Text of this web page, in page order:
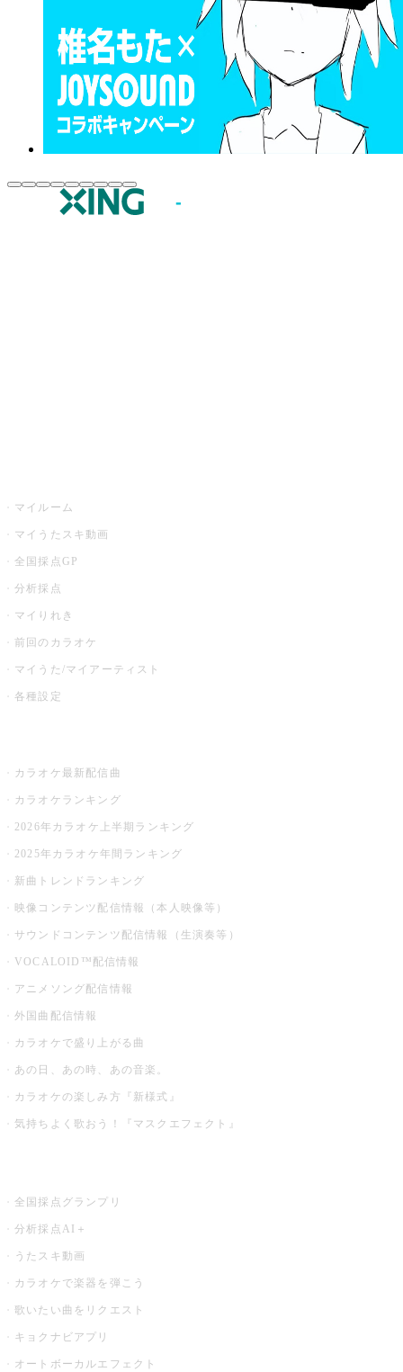
マイルーム
マイうたスキ動画
全国採点GP
分析採点
マイりれき
前回のカラオケ
マイうた/マイアーティスト
各種設定
カラオケ最新配信曲
カラオケランキング
2026年カラオケ上半期ランキング
2025年カラオケ年間ランキング
新曲トレンドランキング
映像コンテンツ配信情報（本人映像等）
サウンドコンテンツ配信情報（生演奏等）
VOCALOID™配信情報
アニメソング配信情報
外国曲配信情報
カラオケで盛り上がる曲
あの日、あの時、あの音楽。
カラオケの楽しみ方『新様式』
気持ちよく歌おう！『マスクエフェクト』
全国採点グランプリ
分析採点AI＋
うたスキ動画
カラオケで楽器を弾こう
歌いたい曲をリクエスト
キョクナビアプリ
オートボーカルエフェクト